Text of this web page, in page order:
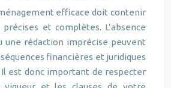
efficace doit contenir
et complètes. L’absence
une rédaction imprécise peuvent
financières et juridiques
est donc important de respecter